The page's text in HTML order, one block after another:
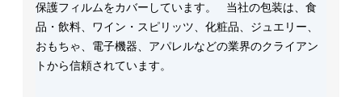
保護フィルムをカバーしています。 当社の包装は、食
品・飲料、ワイン・スピリッツ、化粧品、ジュエリー、
おもちゃ、電子機器、アパレルなどの業界のクライアン
トから信頼されています。